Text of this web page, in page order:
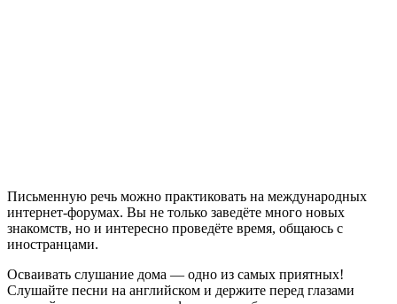
Письменную речь можно практиковать на международных
интернет-форумах. Вы не только заведёте много новых
знакомств, но и интересно проведёте время, общаюсь с
иностранцами.
Осваивать слушание дома — одно из самых приятных!
Слушайте песни на английском и держите перед глазами